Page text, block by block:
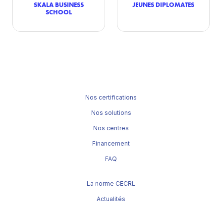
SKALA BUSINESS
SCHOOL
JEUNES DIPLOMATES
Nos certifications
Nos solutions
Nos centres
Financement
FAQ
La norme CECRL
Actualités